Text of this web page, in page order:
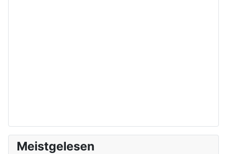
Meistgelesen